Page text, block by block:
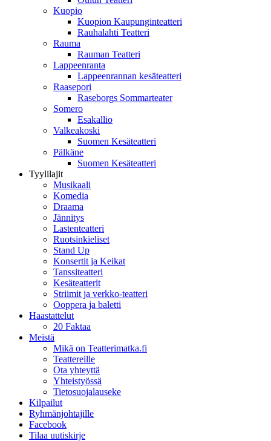
Kuopio
Kuopion Kaupunginteatteri
Rauhalahti Teatteri
Rauma
Rauman Teatteri
Lappeenranta
Lappeenrannan kesäteatteri
Raasepori
Raseborgs Sommarteater
Somero
Esakallio
Valkeakoski
Suomen Kesäteatteri
Pälkäne
Suomen Kesäteatteri
Tyylilajit
Musikaali
Komedia
Draama
Jännitys
Lastenteatteri
Ruotsinkieliset
Stand Up
Konsertit ja Keikat
Tanssiteatteri
Kesäteatterit
Striimit ja verkko-teatteri
Ooppera ja baletti
Haastattelut
20 Faktaa
Meistä
Mikä on Teatterimatka.fi
Teattereille
Ota yhteyttä
Yhteistyössä
Tietosuojalauseke
Kilpailut
Ryhmänjohtajille
Facebook
Tilaa uutiskirje